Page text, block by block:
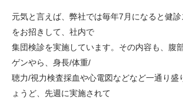
元気と言えば、弊社では毎年7月になると健
をお招きして、社内で
集団検診を実施しています。その内容も、腹
ゲンやら、身長/体重/
聴力/視力検査採血や心電図などなど一通り盛
ょうど、先週に実施されて